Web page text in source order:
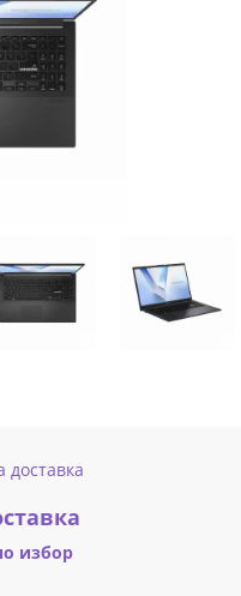
избор